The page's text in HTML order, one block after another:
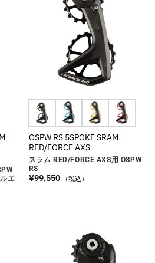
エ
OSPW RS 5SPOKE SRAM
RED/FORCE AXS
スラム RED/FORCE AXS用 OSPW
RS
¥99,550 （税込）